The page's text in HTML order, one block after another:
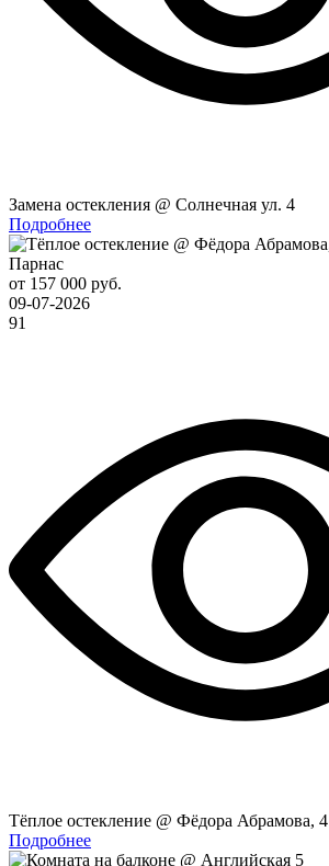
Замена остекления @ Солнечная ул. 4
Подробнее
Парнас
от 157 000 руб.
09-07-2026
91
Тёплое остекление @ Фёдора Абрамова, 4
Подробнее